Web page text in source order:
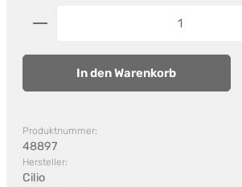
Produkt Anzahl: Gib den
In den Warenkorb
Produktnummer:
48897
Hersteller:
Cilio